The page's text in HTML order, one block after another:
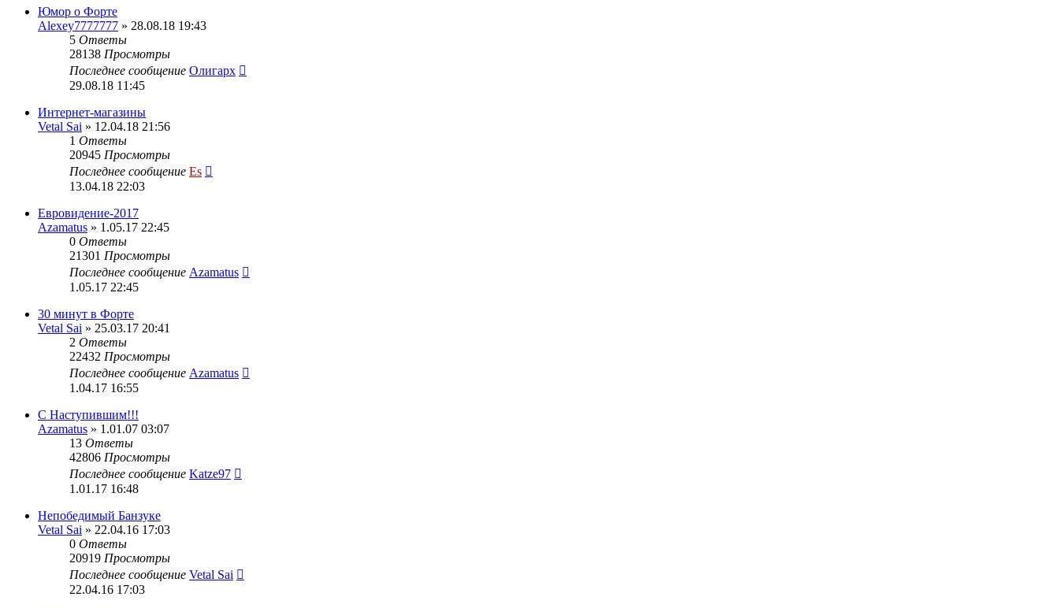
Юмор о Форте
Alexey7777777 » 28.08.18 19:43
5 Ответы
28138 Просмотры
Последнее сообщение Олигарх
29.08.18 11:45
Интернет-магазины
Vetal Sai » 12.04.18 21:56
1 Ответы
20945 Просмотры
Последнее сообщение Es
13.04.18 22:03
Евровидение-2017
Azamatus » 1.05.17 22:45
0 Ответы
21301 Просмотры
Последнее сообщение Azamatus
1.05.17 22:45
30 минут в Форте
Vetal Sai » 25.03.17 20:41
2 Ответы
22432 Просмотры
Последнее сообщение Azamatus
1.04.17 16:55
С Наступившим!!!
Azamatus » 1.01.07 03:07
13 Ответы
42806 Просмотры
Последнее сообщение Katze97
1.01.17 16:48
Непобедимый Банзуке
Vetal Sai » 22.04.16 17:03
0 Ответы
20919 Просмотры
Последнее сообщение Vetal Sai
22.04.16 17:03